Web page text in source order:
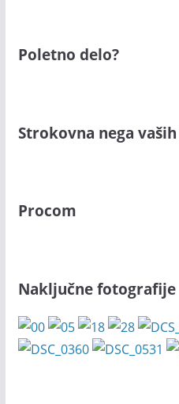
Poletno delo?
Strokovna nega
Procom
Naključne fotografije